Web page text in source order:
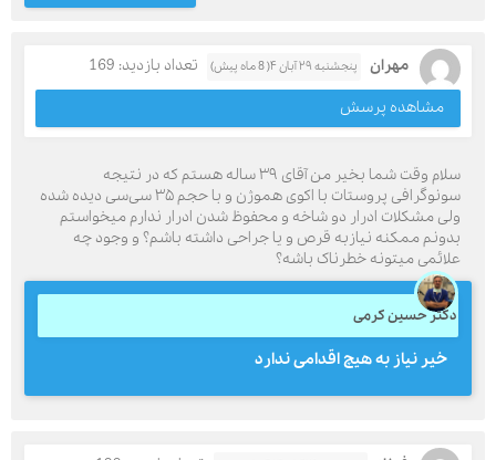
مهران پنجشنبه ۲۹ آبان ۴( 8 ماه پیش)
تعداد بازدید: 169
مشاهده پرسش
سلام وقت شما بخیر من آقای ۳۹ ساله هستم که در نتیجه
سونوگرافی پروستات با اکوی هموژن و با حجم ۳۵ سی‌سی دیده شده
ولی مشکلات ادرار دو شاخه و محفوظ شدن ادرار ندارم میخواستم
بدونم ممکنه نیازبه قرص و یا جراحی داشته باشم؟ و وجود چه
علائمی میتونه خطرناک باشه؟
دکتر حسین کرمی
خیر نیاز به هیچ اقدامی ندارد